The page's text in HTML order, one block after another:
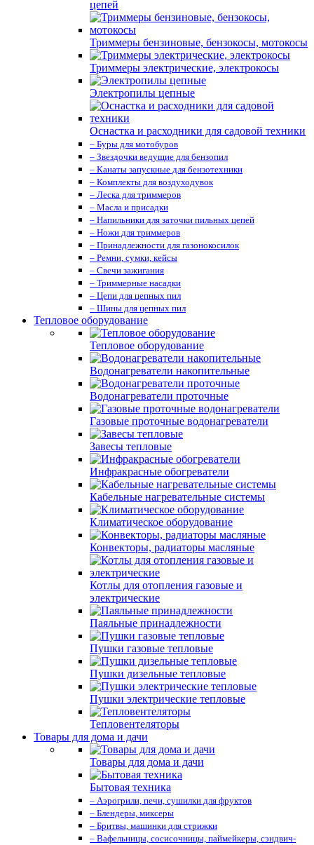
цепей
Триммеры бензиновые, бензокосы, мотокосы
Триммеры электрические, электрокосы
Электропилы цепные
Оснастка и расходники для садовой техники
– Буры для мотобуров
– Звездочки ведущие для бензопил
– Канаты запускные для бензотехники
– Комплекты для воздуходувок
– Леска для триммеров
– Масла и присадки
– Напильники для заточки пильных цепей
– Ножи для триммеров
– Принадлежности для газонокосилок
– Ремни, сумки, кейсы
– Свечи зажигания
– Триммерные насадки
– Цепи для цепных пил
– Шины для цепных пил
Тепловое оборудование
Тепловое оборудование
Водонагреватели накопительные
Водонагреватели проточные
Газовые проточные водонагреватели
Завесы тепловые
Инфракрасные обогреватели
Кабельные нагревательные системы
Климатическое оборудование
Конвекторы, радиаторы масляные
Котлы для отопления газовые и
электрические
Паяльные принадлежности
Пушки газовые тепловые
Пушки дизельные тепловые
Пушки электрические тепловые
Тепловентеляторы
Товары для дома и дачи
Товары для дома и дачи
Бытовая техника
– Аэрогрили, печи, сушилки для фруктов
– Блендеры, миксеры
– Бритвы, машинки для стрижки
– Вафельницы, сосисочницы, паймейкеры, сэндвич-